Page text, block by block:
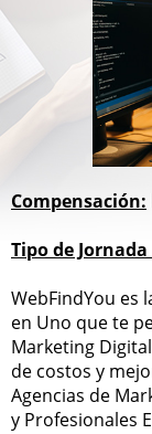
Compensación:
Tipo de
WebFindYou es
en Uno que te
Marketing
de costos y
Agencias de
y Profesionales